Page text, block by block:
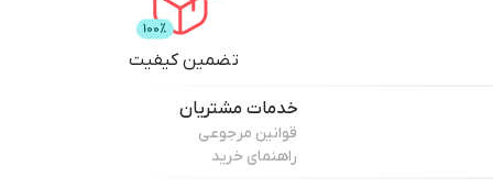
تضمین کیفیت
خدمات مشتریان
قوانین مرجوعی
راهنمای خرید